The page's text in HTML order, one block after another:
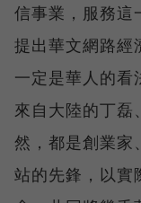
信事業，服務這
提出華文網路經
一定是華人的看
來自大陸的丁磊
然，都是創業家
站的先鋒，以實